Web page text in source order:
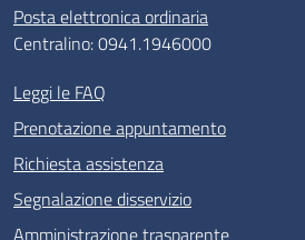
Posta elettronica ordinaria
Centralino: 0941.1946000
Leggi le FAQ
Prenotazione appuntamento
Richiesta assistenza
Segnalazione disservizio
Amministrazione trasparente